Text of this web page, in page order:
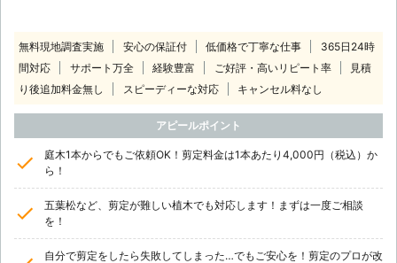
無料現地調査実施 安心の保証付 低価格で丁寧な仕事
365日24時
間対応
サポート万全 経験豊富 ご好評・高いリピート率
見積
り後追加料金無し
スピーディーな対応 キャンセル料なし
アピールポイント
庭木1本からでもご依頼OK！剪定料金は1本あたり4,000円（税込）か
ら！
五葉松など、剪定が難しい植木でも対応します！まずは一度ご相談
を！
自分で剪定をしたら失敗してしまった…でもご安心を！剪定のプロが改